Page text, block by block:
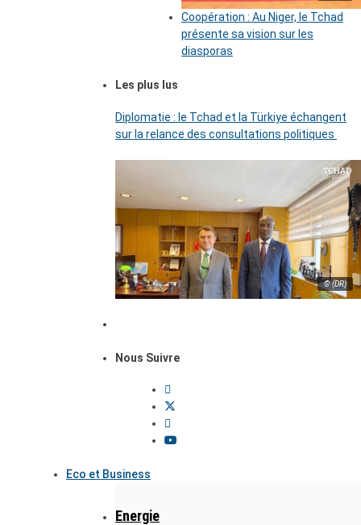
Coopération : Au Niger, le Tchad
présente sa vision sur les
diasporas
Les plus lus
Diplomatie : le Tchad et la Türkiye échangent
sur la relance des consultations politiques
© (DR)
Nous Suivre
Eco et Business
Energie